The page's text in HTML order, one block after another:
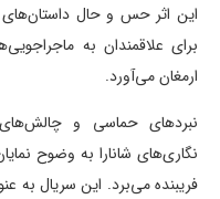
این اثر حس و حال داستان‌های
برای علاقمندان به
ارمغان می‌آورد.
نبردهای حماسی و
نگاری‌های شانارا به وضوح
فریبنده می‌برد. این سریال به